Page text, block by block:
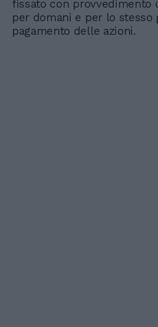
fissato con provvedimento
per domani e per lo stesso
pagamento delle azioni.